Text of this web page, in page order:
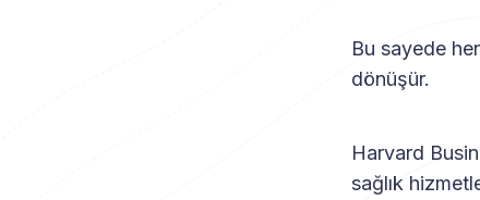
Bu sayede
dönüşür.
Harvard
sağlık